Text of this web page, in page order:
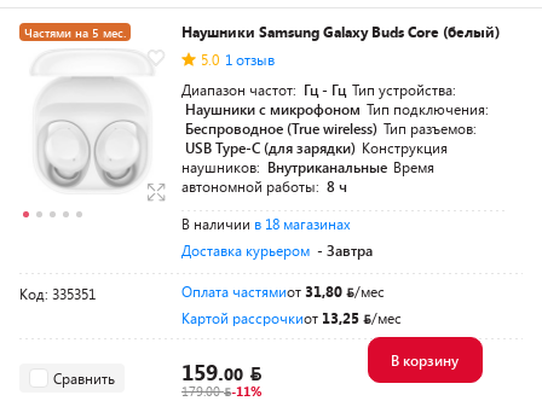
Частями на 5 мес.
Наушники Samsung Galaxy Buds Core (белый)
5.0 1 отзыв
Диапазон частот: Гц - Гц Тип устройства:
Наушники с микрофоном Тип подключения:
Беспроводное (True wireless) Тип разъемов:
USB Type-C (для зарядки) Конструкция
наушников: Внутриканальные Время
автономной работы: 8 ч
В наличии в 18 магазинах
Доставка курьером - Завтра
Код: 335351 Оплата частямиот31,80
/мес
Картой рассрочкиот 13,25 /мес
Сравнить 159.00
179.00 -11%
В корзину